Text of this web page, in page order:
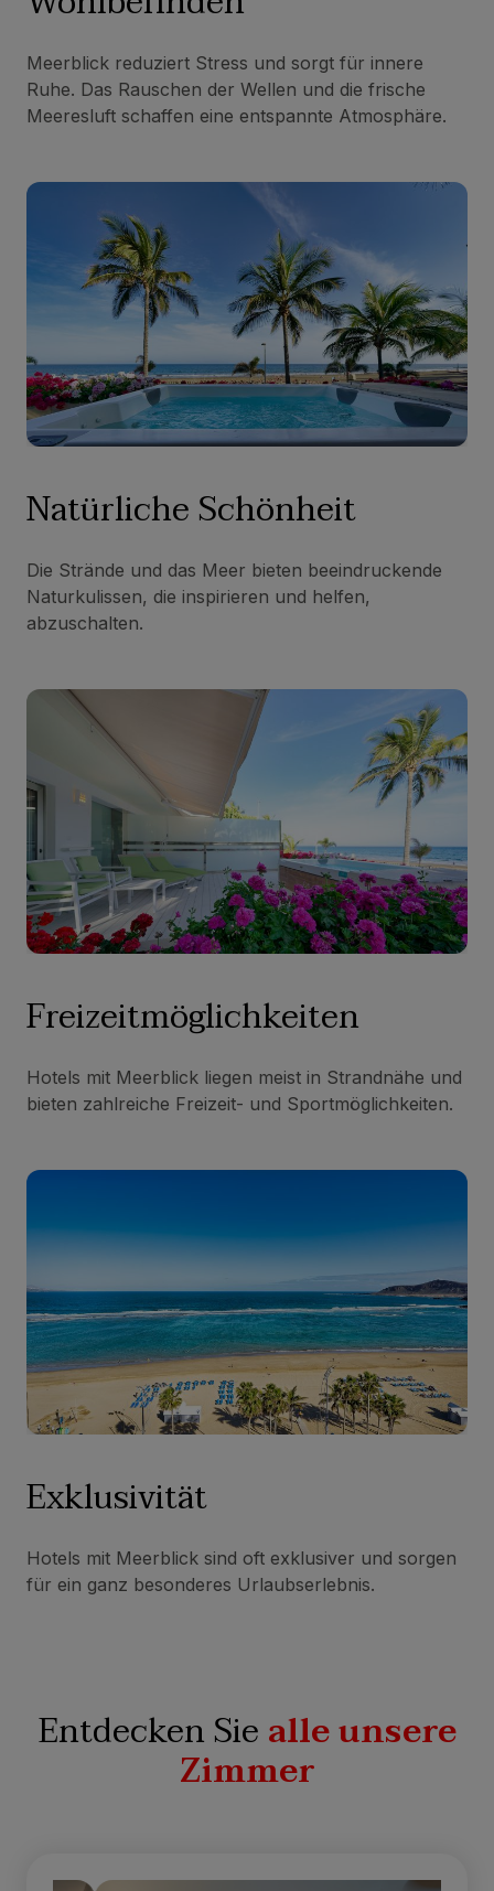
Meerblick reduziert Stress und sorgt für innere
Ruhe. Das Rauschen der Wellen und die frische
Meeresluft schaffen eine entspannte Atmosphäre.
Natürliche Schönheit
Die Strände und das Meer bieten beeindruckende
Naturkulissen, die inspirieren und helfen,
abzuschalten.
Freizeitmöglichkeiten
Hotels mit Meerblick liegen meist in Strandnähe und
bieten zahlreiche Freizeit- und Sportmöglichkeiten.
Exklusivität
Hotels mit Meerblick sind oft exklusiver und sorgen
für ein ganz besonderes Urlaubserlebnis.
Entdecken Siealle unsere
Zimmer